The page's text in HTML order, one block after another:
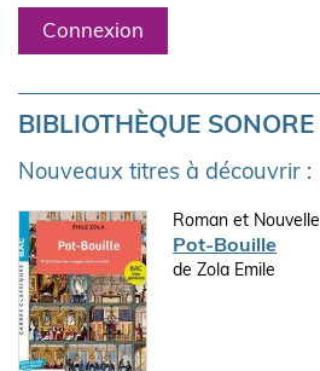
Connexion
BIBLIOTHÈQUE SONORE
Nouveaux titres à découvrir :
Roman et Nouvelle
Pot-Bouille
de Zola Emile